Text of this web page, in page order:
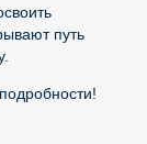
путь